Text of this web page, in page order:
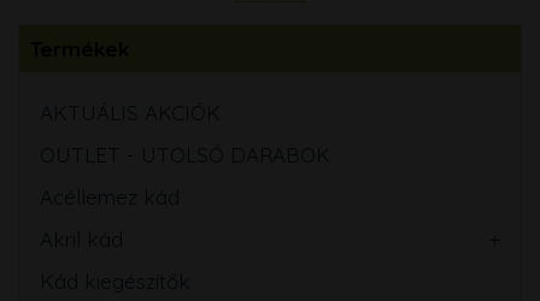
AKTUÁLIS AKCIÓK
OUTLET - UTOLSÓ DARABOK
Acéllemez kád
Akril kád
Kád kiegészítők